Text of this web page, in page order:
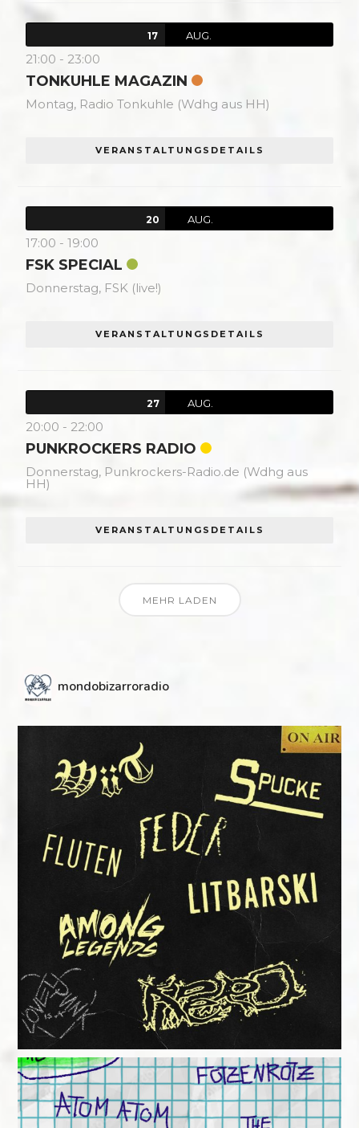
17 AUG.
21:00 - 23:00
TONKUHLE MAGAZIN
Montag, Radio Tonkuhle (Wdhg aus HH)
VERANSTALTUNGSDETAILS
20 AUG.
17:00 -19:00
FSK SPECIAL
Donnerstag, FSK (live!)
VERANSTALTUNGSDETAILS
27 AUG.
20:00 - 22:00
PUNKROCKERS RADIO
Donnerstag, Punkrockers-Radio.de (Wdhg aus
HH)
VERANSTALTUNGSDETAILS
MEHR LADEN
mondobizarroradio